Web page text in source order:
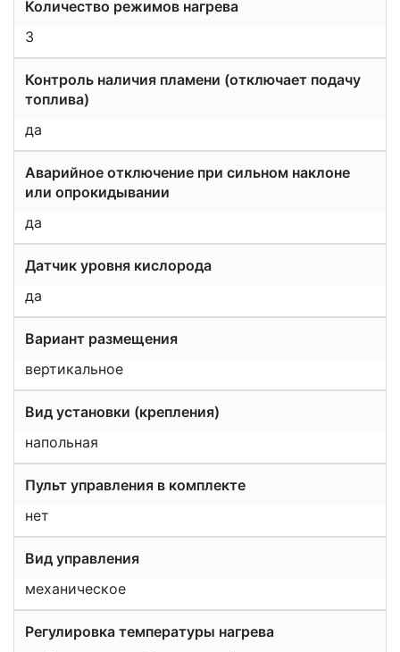
Количество режимов нагрева
3
Контроль наличия пламени (отключает подачу
топлива)
да
Аварийное отключение при сильном наклоне
или опрокидывании
да
Датчик уровня кислорода
да
Вариант размещения
вертикальное
Вид установки (крепления)
напольная
Пульт управления в комплекте
нет
Вид управления
механическое
Регулировка температуры нагрева